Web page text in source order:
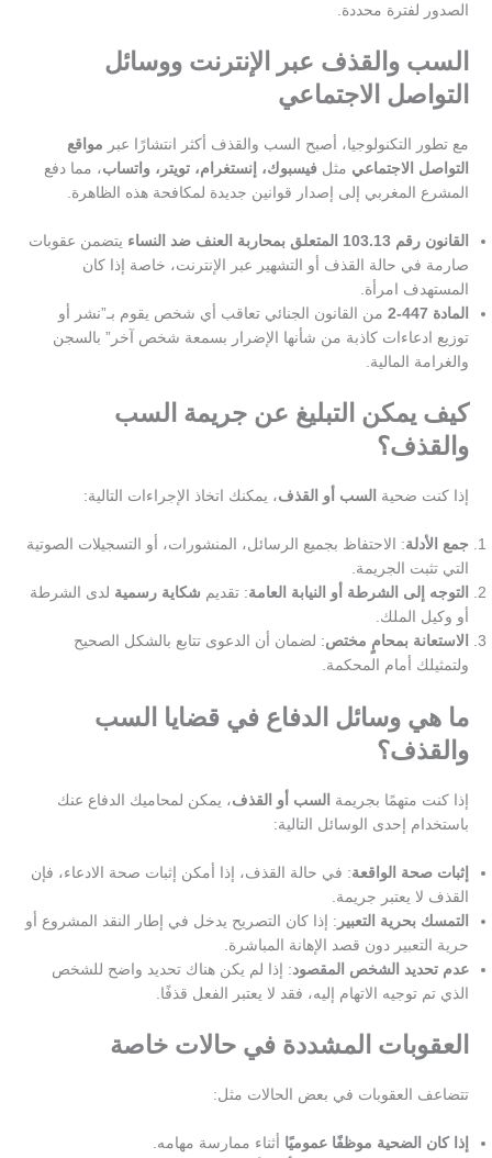
الصدور لفترة محددة.
السب والقذف عبر الإنترنت ووسائل
التواصل الاجتماعي
مع تطور التكنولوجيا، أصبح السب والقذف أكثر انتشارًا عبر مواقع
التواصل الاجتماعي مثل فيسبوك، إنستغرام، تويتر، واتساب، مما دفع
المشرع المغربي إلى إصدار قوانين جديدة لمكافحة هذه الظاهرة.
القانون رقم 103.13 المتعلق بمحاربة العنف ضد النساء
يتضمن عقوبات
صارمة في حالة القذف أو التشهير عبر الإنترنت، خاصة إذا كان
المستهدف امرأة.
المادة 447-2
من القانون الجنائي تعاقب أي شخص يقوم بـ”نشر أو
توزيع ادعاءات كاذبة من شأنها الإضرار بسمعة شخص آخر” بالسجن
والغرامة المالية.
كيف يمكن التبليغ عن جريمة السب
والقذف؟
إذا كنت ضحية السب أو القذف، يمكنك اتخاذ الإجراءات التالية:
جمع الأدلة: الاحتفاظ بجميع الرسائل، المنشورات، أو التسجيلات الصوتية
التي تثبت الجريمة.
التوجه إلى الشرطة أو النيابة العامة: تقديم شكاية رسميةلدى الشرطة
أو وكيل الملك.
الاستعانة بمحامٍ مختص : لضمان أن الدعوى تتابع بالشكل الصحيح
ولتمثيلك أمام المحكمة.
ما هي وسائل الدفاع في قضايا السب
والقذف؟
إذا كنت متهمًا بجريمة السب أو القذف، يمكن لمحاميك الدفاع عنك
باستخدام إحدى الوسائل التالية:
إثبات صحة الواقعة: في حالة القذف، إذا أمكن إثبات صحة الادعاء، فإن
القذف لا يعتبر جريمة.
التمسك بحرية التعبير: إذا كان التصريح يدخل في إطار النقد المشروع أو
حرية التعبير دون قصد الإهانة المباشرة.
عدم تحديد الشخص المقصود: إذا لم يكن هناك تحديد واضح للشخص
الذي تم توجيه الاتهام إليه، فقد لا يعتبر الفعل قذفًا.
العقوبات المشددة في حالات خاصة
تتضاعف العقوبات في بعض الحالات مثل:
إذا كان الضحية موظفًا عموميًاأثناء ممارسة مهامه.